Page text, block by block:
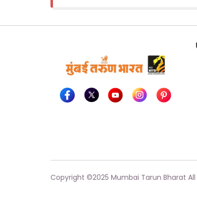
Copyright ©2025 Mumbai Tarun Bharat